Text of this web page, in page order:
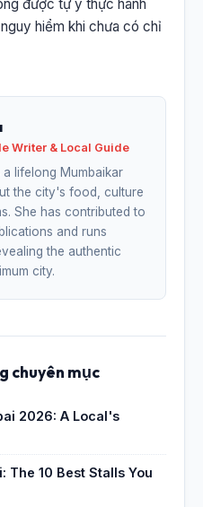
được tự ý thực hành
hiểm khi chưa có chỉ
Writer & Local Guide
a lifelong Mumbaikar
the city's food, culture
She has contributed to
and runs
the authentic
city.
chuyên mục
2026: A Local's
The 10 Best Stalls You